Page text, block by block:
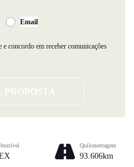
Email
e concordo em receber comunicações
Quilometragem
93.606km